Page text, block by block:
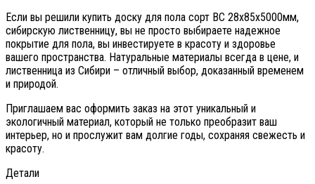
Если вы решили купить доску для пола сорт ВС 28х85х5000мм,
сибирскую лиственницу, вы не просто выбираете надежное
покрытие для пола, вы инвестируете в красоту и здоровье
вашего пространства. Натуральные материалы всегда в цене, и
лиственница из Сибири – отличный выбор, доказанный временем
и природой.
Приглашаем вас оформить заказ на этот уникальный и
экологичный материал, который не только преобразит ваш
интерьер, но и прослужит вам долгие годы, сохраняя свежесть и
красоту.
Детали